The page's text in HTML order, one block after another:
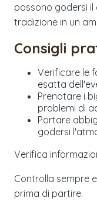
possono godersi il
tradizione in un
Consigli
Verificare le
esatta
Prenotare i
problemi di
Portare
godersi
Verifica
Controlla sempre
prima di partire.